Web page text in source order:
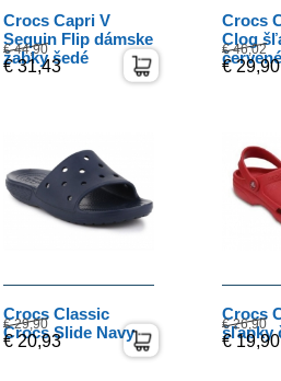
Crocs Capri V
Sequin Flip dámske
žabky šedé
€ 44,90
€ 31,43
Crocs
Clog
červené
€ 46,02
€ 29,90
Crocs Classic
Crocs Slide Navy
€ 29,90
€ 20,93
Crocs
šľapky
€ 26,90
€ 19,90